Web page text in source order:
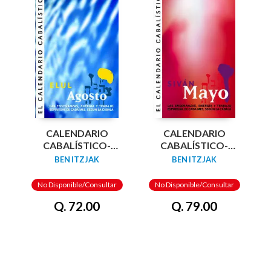
CALENDARIO
CABALÍSTICO-
AGOSTO
BEN ITZJAK
No Disponible/Consultar
Q. 72.00
CALENDARIO
CABALÍSTICO-
MAYO
BEN ITZJAK
No Disponible/Consultar
Q. 79.00